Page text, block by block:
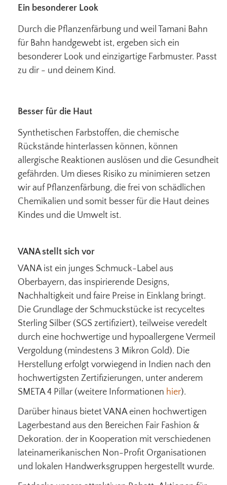
Ein besonderer Look
Durch die Pflanzenfärbung und weil Tamani Bahn
für Bahn handgewebt ist, ergeben sich ein
besonderer Look und einzigartige Farbmuster. Passt
zu dir - und deinem Kind.
Besser für die Haut
Synthetischen Farbstoffen, die chemische
Rückstände hinterlassen können, können
allergische Reaktionen auslösen und die Gesundheit
gefährden. Um dieses Risiko zu minimieren setzen
wir auf Pflanzenfärbung, die frei von schädlichen
Chemikalien und somit besser für die Haut deines
Kindes und die Umwelt ist.
VANA stellt sich vor
VANA ist ein junges Schmuck-Label aus
Oberbayern, das inspirierende Designs,
Nachhaltigkeit und faire Preise in Einklang bringt.
Die Grundlage der Schmuckstücke ist recyceltes
Sterling Silber (SGS zertifiziert), teilweise veredelt
durch eine hochwertige und hypoallergene Vermeil
Vergoldung (mindestens 3 Mikron Gold). Die
Herstellung erfolgt vorwiegend in Indien nach den
hochwertigsten Zertifizierungen, unter anderem
SMETA 4 Pillar (weitere Informationen hier).
Darüber hinaus bietet VANA einen hochwertigen
Lagerbestand aus den Bereichen Fair Fashion &
Dekoration. der in Kooperation mit verschiedenen
lateinamerikanischen Non-Profit Organisationen
und lokalen Handwerksgruppen hergestellt wurde.